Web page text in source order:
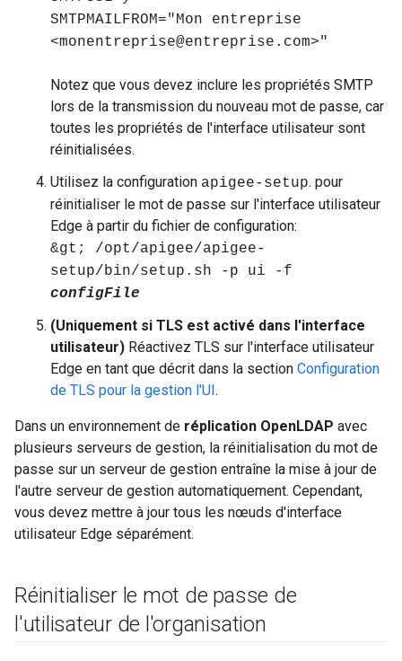
SMTPMAILFROM="Mon entreprise
<monentreprise@entreprise.com>"
Notez que vous devez inclure les propriétés SMTP
lors de la transmission du nouveau mot de passe, car
toutes les propriétés de l'interface utilisateur sont
réinitialisées.
Utilisez la configuration apigee-setup. pour
réinitialiser le mot de passe sur l'interface utilisateur
Edge à partir du fichier de configuration:
&gt; /opt/apigee/apigee-
setup/bin/setup.sh -p ui -f
configFile
(Uniquement si TLS est activé dans l'interface
utilisateur) Réactivez TLS sur l'interface utilisateur
Edge en tant que décrit dans la section Configuration
de TLS pour la gestion l'UI.
Dans un environnement de réplication OpenLDAP avec
plusieurs serveurs de gestion, la réinitialisation du mot de
passe sur un serveur de gestion entraîne la mise à jour de
l'autre serveur de gestion automatiquement. Cependant,
vous devez mettre à jour tous les nœuds d'interface
utilisateur Edge séparément.
Réinitialiser le mot de passe de
l'utilisateur de l'organisation